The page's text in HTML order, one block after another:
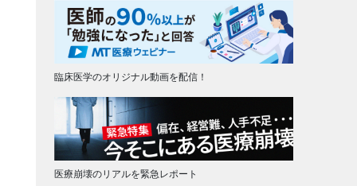
臨床医学のオリジナル動画を配信！
医療崩壊のリアルを緊急レポート